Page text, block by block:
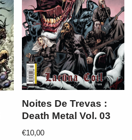
Noites De Trevas :
Death Metal Vol. 03
€10,00